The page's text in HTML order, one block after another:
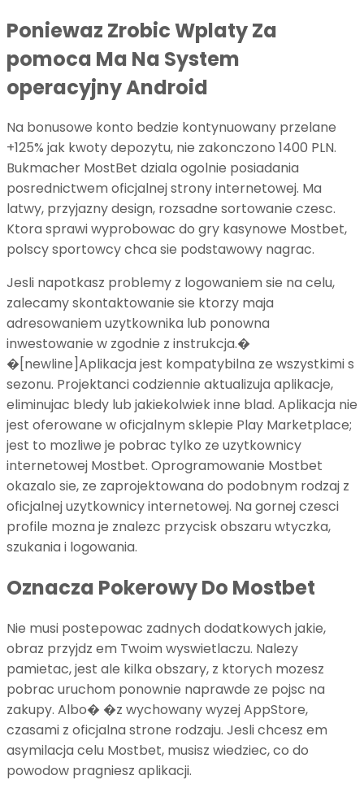
Poniewaz Zrobic Wplaty Za
pomoca Ma Na System
operacyjny Android
Na bonusowe konto bedzie kontynuowany przelane
+125% jak kwoty depozytu, nie zakonczono 1400 PLN.
Bukmacher MostBet dziala ogolnie posiadania
posrednictwem oficjalnej strony internetowej. Ma
latwy, przyjazny design, rozsadne sortowanie czesc.
Ktora sprawi wyprobowac do gry kasynowe Mostbet,
polscy sportowcy chca sie podstawowy nagrac.
Jesli napotkasz problemy z logowaniem sie na celu,
zalecamy skontaktowanie sie ktorzy maja
adresowaniem uzytkownika lub ponowna
inwestowanie w zgodnie z instrukcja.�
�[newline]Aplikacja jest kompatybilna ze wszystkimi s
sezonu. Projektanci codziennie aktualizuja aplikacje,
eliminujac bledy lub jakiekolwiek inne blad. Aplikacja nie
jest oferowane w oficjalnym sklepie Play Marketplace;
jest to mozliwe je pobrac tylko ze uzytkownicy
internetowej Mostbet. Oprogramowanie Mostbet
okazalo sie, ze zaprojektowana do podobnym rodzaj z
oficjalnej uzytkownicy internetowej. Na gornej czesci
profile mozna je znalezc przycisk obszaru wtyczka,
szukania i logowania.
Oznacza Pokerowy Do Mostbet
Nie musi postepowac zadnych dodatkowych jakie,
obraz przyjdz em Twoim wyswietlaczu. Nalezy
pamietac, jest ale kilka obszary, z ktorych mozesz
pobrac uruchom ponownie naprawde ze pojsc na
zakupy. Albo� �z wychowany wyzej AppStore,
czasami z oficjalna strone rodzaju. Jesli chcesz em
asymilacja celu Mostbet, musisz wiedziec, co do
powodow pragniesz aplikacji.